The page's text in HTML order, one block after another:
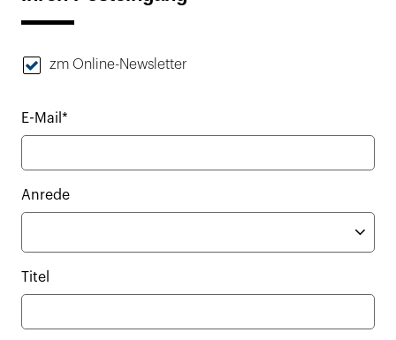
zm Online-Newsletter
E-Mail*
Anrede
Titel